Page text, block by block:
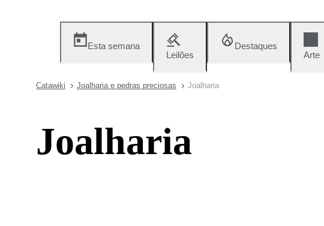
Esta semana
Leilões
Destaques
Arte
Catawiki Joalharia e pedras preciosas Joalharia
Joalharia